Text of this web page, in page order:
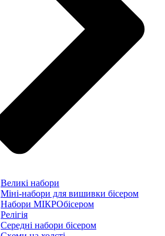
Великі набори
Міні-набори для вишивки бісером
Набори МІКРОбісером
Релігія
Середні набори бісером